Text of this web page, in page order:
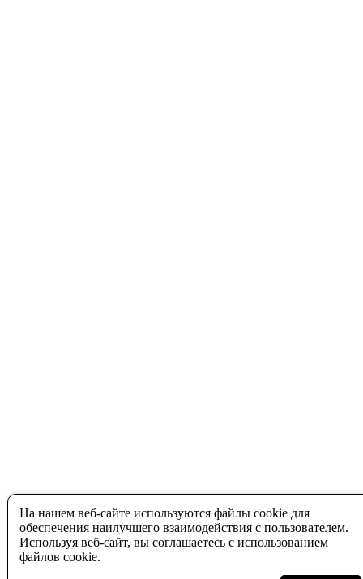
На нашем веб-сайте используются файлы cookie для
обеспечения наилучшего взаимодействия с пользователем.
Используя веб-сайт, вы соглашаетесь с использованием
файлов cookie.